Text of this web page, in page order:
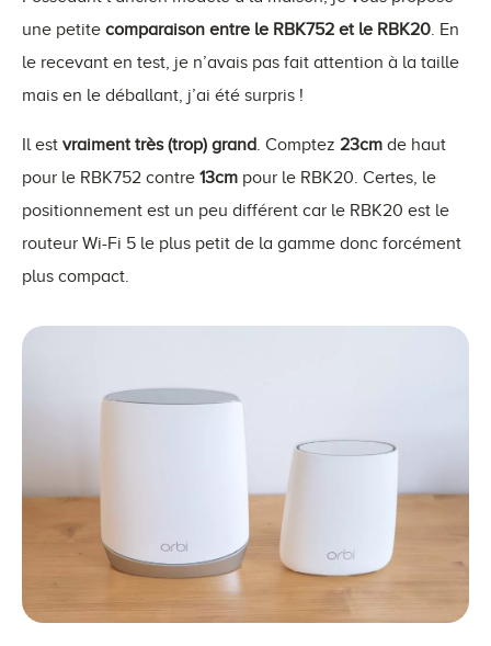
une petite comparaison entre le RBK752 et le RBK20. En
le recevant en test, je n’avais pas fait attention à la taille
mais en le déballant, j’ai été surpris !
Il est vraiment très (trop) grand. Comptez 23cm de haut
pour le RBK752 contre 13cm pour le RBK20. Certes, le
positionnement est un peu différent car le RBK20 est le
routeur Wi-Fi 5 le plus petit de la gamme donc forcément
plus compact.